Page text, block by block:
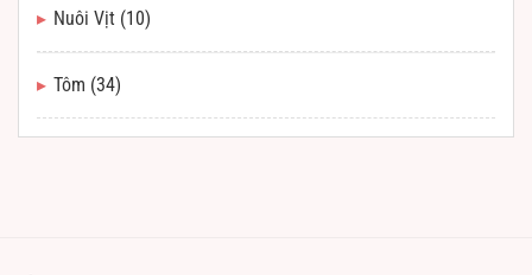
Nuôi Vịt (10)
Tôm (34)